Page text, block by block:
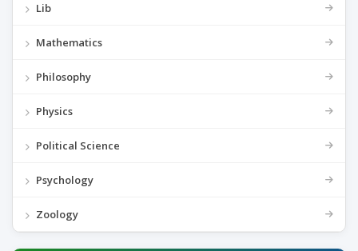
Lib
Mathematics
Philosophy
Physics
Political Science
Psychology
Zoology